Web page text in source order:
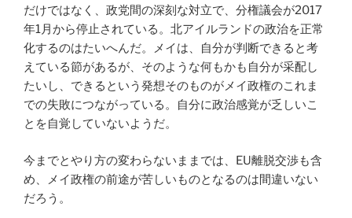
だけではなく、政党間の深刻な対立で、分権議会が2017
年1月から停止されている。北アイルランドの政治を正常
化するのはたいへんだ。メイは、自分が判断できると考
えている節があるが、そのような何もかも自分が采配し
たいし、できるという発想そのものがメイ政権のこれま
での失敗につながっている。自分に政治感覚が乏しいこ
とを自覚していないようだ。
今までとやり方の変わらないままでは、EU離脱交渉も含
め、メイ政権の前途が苦しいものとなるのは間違いない
だろう。